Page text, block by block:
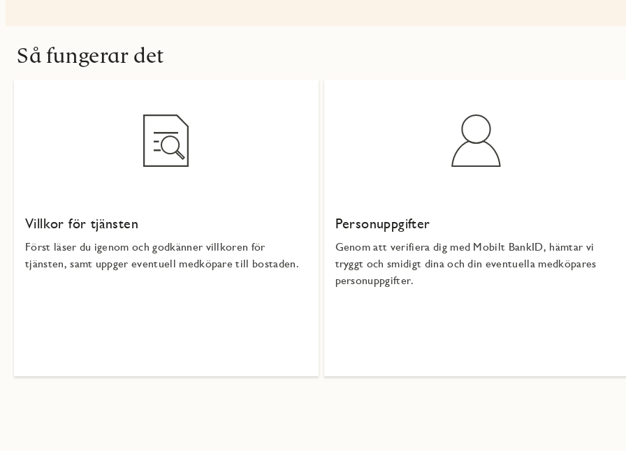
Så fungerar det
Villkor för tjänsten
Först läser du igenom och godkänner villkoren för
tjänsten, samt uppger eventuell medköpare till bostaden.
Personuppgifter
Genom att verifiera dig med Mobilt BankID, hämtar vi
tryggt och smidigt dina och din eventuella medköpares
personuppgifter.